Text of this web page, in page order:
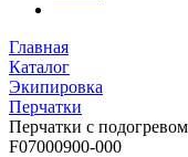
Главная
Каталог
Экипировка
Перчатки
Перчатки с
F07000900-000